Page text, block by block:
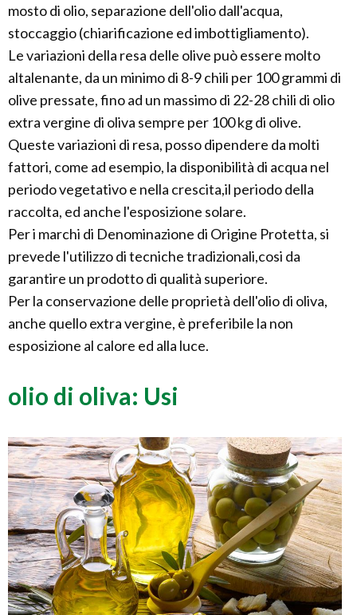
mosto di olio, separazione dell'olio dall'acqua,
stoccaggio (chiarificazione ed imbottigliamento).
Le variazioni della resa delle olive può essere molto
altalenante, da un minimo di 8-9 chili per 100 grammi di
olive pressate, fino ad un massimo di 22-28 chili di olio
extra vergine di oliva sempre per 100 kg di olive.
Queste variazioni di resa, posso dipendere da molti
fattori, come ad esempio, la disponibilità di acqua nel
periodo vegetativo e nella crescita,il periodo della
raccolta, ed anche l'esposizione solare.
Per i marchi di Denominazione di Origine Protetta, si
prevede l'utilizzo di tecniche tradizionali,cosi da
garantire un prodotto di qualità superiore.
Per la conservazione delle proprietà dell'olio di oliva,
anche quello extra vergine, è preferibile la non
esposizione al calore ed alla luce.
olio di oliva: Usi